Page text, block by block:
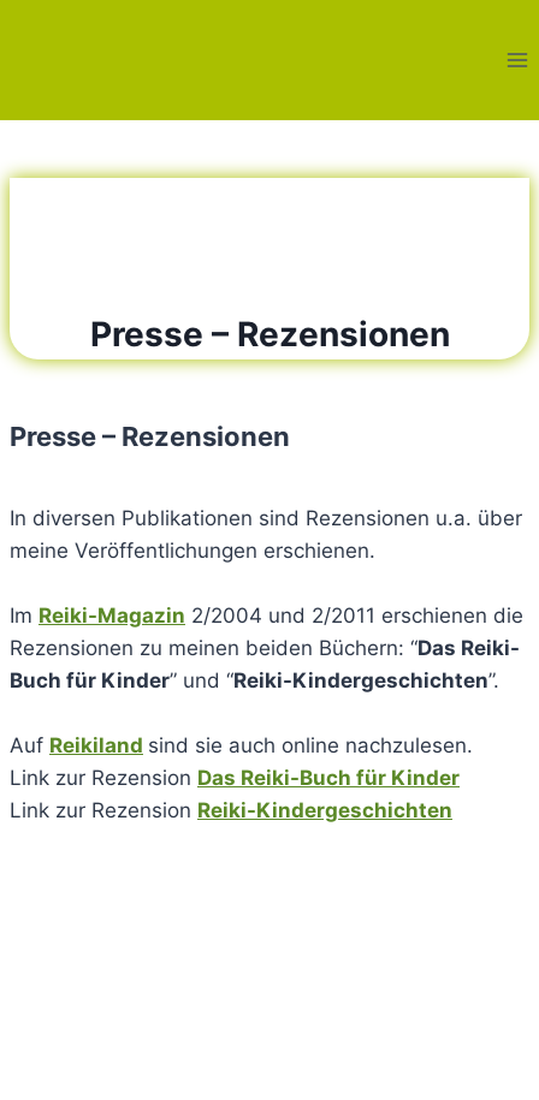
Presse – Rezensionen
Presse – Rezensionen
In diversen Publikationen sind Rezensionen u.a. über
meine Veröffentlichungen erschienen.
Im Reiki-Magazin 2/2004 und 2/2011 erschienen die
Rezensionen zu meinen beiden Büchern: “Das Reiki-
Buch für Kinder” und “Reiki-Kindergeschichten”.
Auf Reikiland sind sie auch online nachzulesen.
Link zur Rezension Das Reiki-Buch für Kinder
Link zur Rezension Reiki-Kindergeschichten